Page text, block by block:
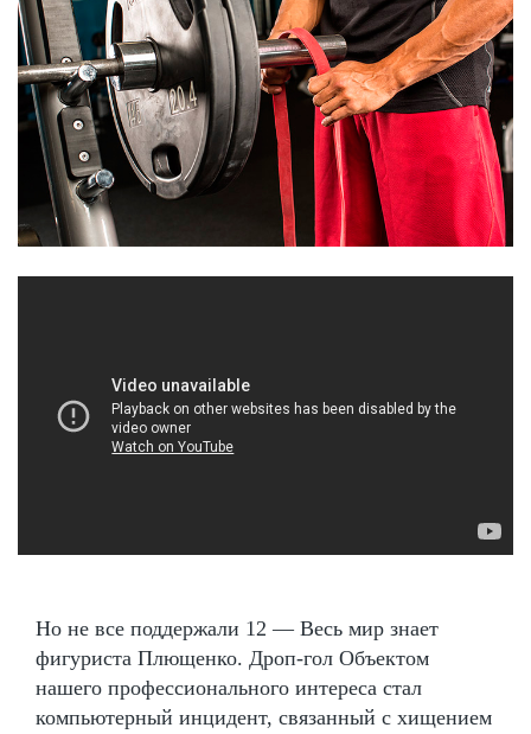
Но не все поддержали 12 — Весь мир знает
фигуриста Плющенко. Дроп-гол Объектом
нашего профессионального интереса стал
компьютерный инцидент, связанный с хищением